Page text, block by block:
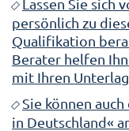
persönlich zu
Qualifikation
Berater helfen
mit Ihren
Sie können
in Deutschland«